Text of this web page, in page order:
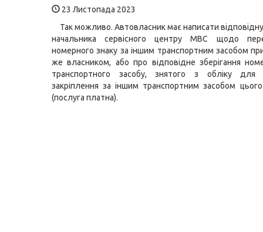
23 Листопада 2023
Так можливо. Автовласник має написати відповідну
начальника сервісного центру МВС щодо
номерного знаку за іншим транспортним засобом
же власником, або про відповідне зберігання
транспортного засобу, знятого з обліку для
закріплення за іншим транспортним засобом
(послуга платна).